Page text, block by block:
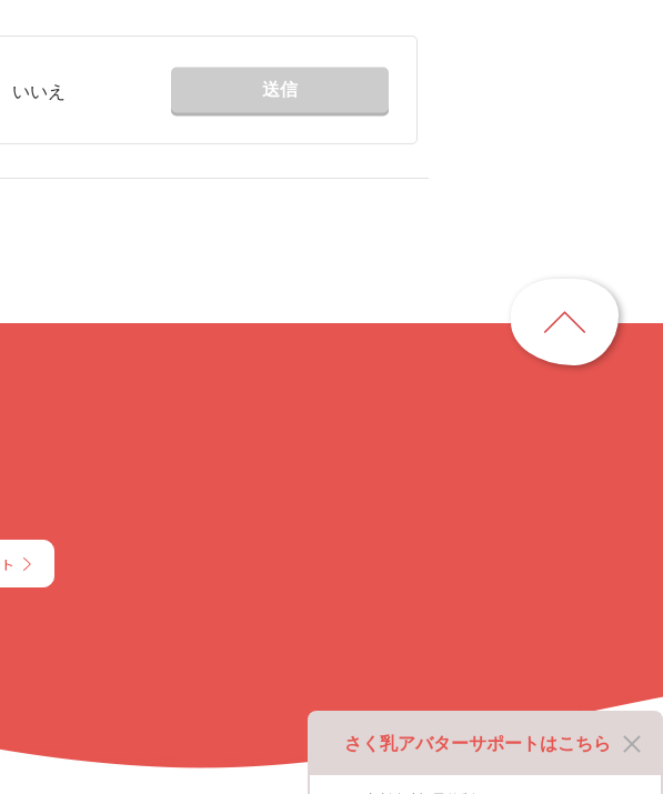
いいえ 送信
ジ
さく乳アバターサポートはこちら